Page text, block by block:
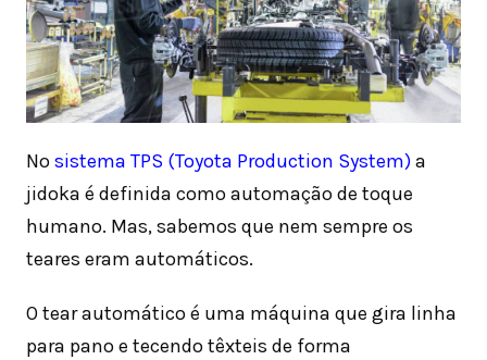
Nosistema TPS (Toyota Production System)a
jidoka é definida como automação de toque
humano. Mas, sabemos que nem sempre os
teares eram automáticos.
O tear automático é uma máquina que gira linha
para pano e tecendo têxteis de forma